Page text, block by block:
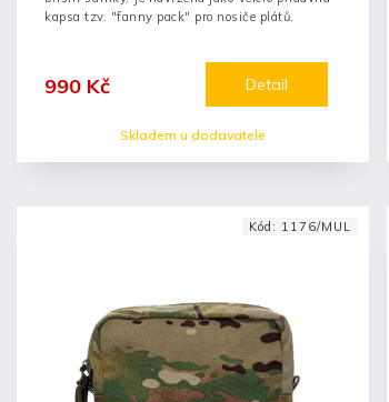
Skladem u dodavatele
990 Kč Detail
kapsa tzv. "fanny pack" pro nosiče plátů.
Kód: 1176/MUL